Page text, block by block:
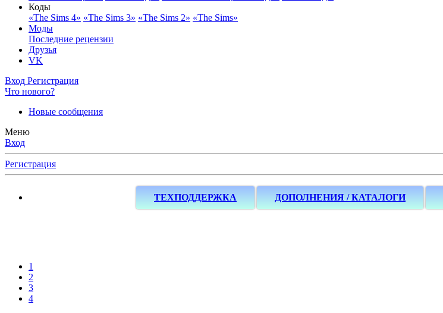
Коды
«The Sims 4» «The Sims 3» «The Sims 2» «The Sims»
Моды
Последние рецензии
Друзья
VK
Вход Регистрация
Что нового?
Новые сообщения
Меню
Вход
Регистрация
ТЕХПОДДЕРЖКА ДОПОЛНЕНИЯ / КАТАЛОГИ
1
2
3
4